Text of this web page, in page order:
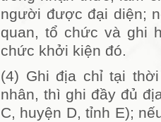
người được đại diện;
quan, tổ chức và ghi
chức khởi kiện đó.
(4) Ghi địa chỉ tại
nhân, thì ghi đầy đủ
C, huyện D, tỉnh E);